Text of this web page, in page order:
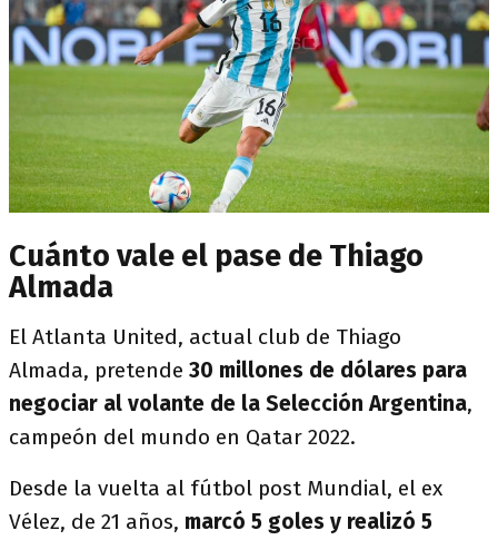
Cuánto vale el pase de Thiago
Almada
El Atlanta United, actual club de Thiago
Almada, pretende 30 millones de dólares para
negociar al volante de la Selección Argentina,
campeón del mundo en Qatar 2022.
Desde la vuelta al fútbol post Mundial, el ex
Vélez, de 21 años, marcó 5 goles y realizó 5